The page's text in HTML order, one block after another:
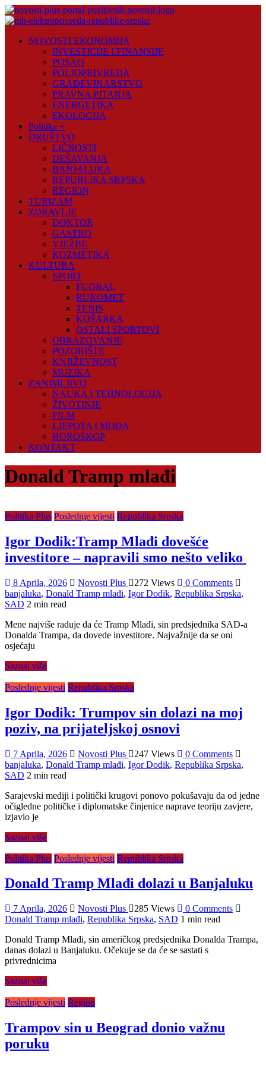
Skip
to
Plus
NOVOSTI EKONOMIJA
INVESTICIJE I FINANSIJE
POSAO
POLJOPRIVREDA
GRAĐEVINARSTVO
PRAVNA PITANJA
ENERGETIKA
EKOLOGIJA
Politika +
DRUŠTVO
LIČNOSTI
DEŠAVANJA
BANJALUKA
REPUBLIKA SRPSKA
REGION
TURIZAM
ZDRAVLJE
DOKTOR
GASTRO
VJEŽBE
KOZMETIKA
KULTURA
SPORT
FUDBAL
RUKOMET
TENIS
KOŠARKA
OSTALI SPORTOVI
OBRAZOVANJE
POZORIŠTE
KNJIŽEVNOST
MUZIKA
ZANIMLJIVO
NAUKA I TEHNOLOGIJA
ŽIVOTINJE
FILM
LJEPOTA I MODA
HOROSKOP
KONTAKT
Donald Tramp mlađi
Politika Plus Poslednje vijesti Republika Srpska
Igor Dodik:Tramp Mlađi dovešće
investitore – napravili smo nešto veliko
8 Aprila, 2026 Novosti Plus 272 Views
0 Comments
banjaluka, Donald Tramp mlađi, Igor Dodik, Republika Srpska,
SAD 2 min read
Mene najviše raduje da će Tramp Mlađi, sin predsjednika SAD-a
Donalda Trampa, da dovede investitore. Najvažnije da se oni
osjećaju
Saznaj više
Poslednje vijesti Republika Srpska
Igor Dodik: Trumpov sin dolazi na moj
poziv, na prijateljskoj osnovi
7 Aprila, 2026 Novosti Plus 247 Views
0 Comments
banjaluka, Donald Tramp mlađi, Igor Dodik, Republika Srpska,
SAD 2 min read
Sarajevski mediji i politički krugovi ponovo pokušavaju da od jedne
očigledne političke i diplomatske činjenice naprave teoriju zavjere,
izjavio je
Saznaj više
Politika Plus Poslednje vijesti Republika Srpska
Donald Tramp Mlađi dolazi u Banjaluku
7 Aprila, 2026 Novosti Plus 285 Views
0 Comments
Donald Tramp mlađi, Republika Srpska, SAD 1 min read
Donald Tramp Mlađi, sin američkog predsjednika Donalda Trampa,
danas dolazi u Banjaluku. Očekuje se da će se sastati s
privrednicima
Saznaj više
Poslednje vijesti Region
Trampov sin u Beograd donio važnu
poruku